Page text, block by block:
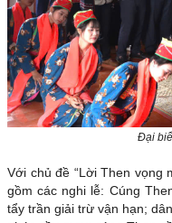
Đại
Với chủ đề “Lời Then vọng
gồm các nghi lễ: Cúng
tẩy trần giải trừ vận hạn;